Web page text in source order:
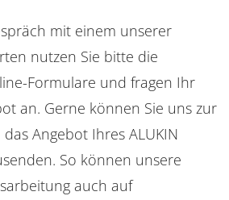
mit einem unserer
nutzen Sie bitte die
Formulare und fragen Ihr
an. Gerne können Sie uns zur
Angebot Ihres ALUKIN
So können unsere
auch auf